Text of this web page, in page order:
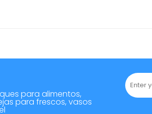
para alimentos,
para frescos, vasos